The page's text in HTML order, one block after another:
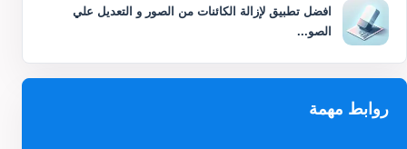
افضل تطبيق لإزالة الكائنات من الصور و التعديل علي
الصو...
روابط مهمة